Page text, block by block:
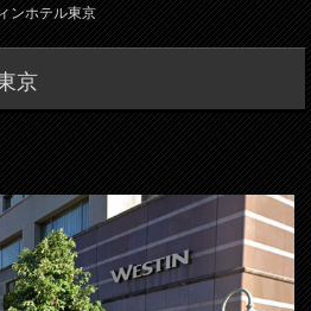
ンホテル東京
京